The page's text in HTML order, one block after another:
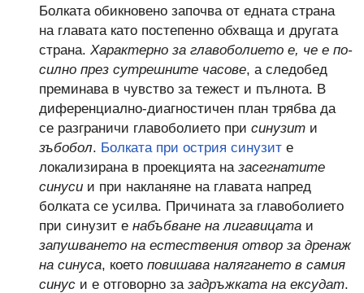
Болката обикновено започва от едната страна
на главата като постепенно обхваща и другата
страна. Характерно за главоболието е, че е по-
силно през сутрeшните часове, а следобед
преминава в чувство за тежест и пълнота. В
диференциално-диагностичен план трябва да
се разграничи главоболието при синузити
зъбобол. Болката при острия синузите
локализирана в проекцията назасегнатите
синусии при накланяне на главата напред
болката се усилва. Причината за главоболието
при синузит енабъбване на лигавицатаи
запушването на естествения отвор за дренаж
на синуса, което повишава налягането в самия
синуси е отговорно за задръжката на ексудат.